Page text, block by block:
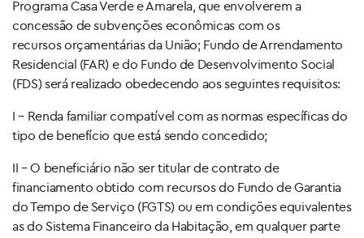
Programa Casa Verde e Amarela, que envolverem a
concessão de subvenções econômicas com os
recursos orçamentárias da União; Fundo de Arrendamento
Residencial (FAR) e do Fundo de Desenvolvimento Social
(FDS) será realizado obedecendo aos seguintes requisitos:
I – Renda familiar compatível com as normas específicas do
tipo de benefício que está sendo concedido;
II – O beneficiário não ser titular de contrato de
financiamento obtido com recursos do Fundo de Garantia
do Tempo de Serviço (FGTS) ou em condições equivalentes
as do Sistema Financeiro da Habitação, em qualquer parte